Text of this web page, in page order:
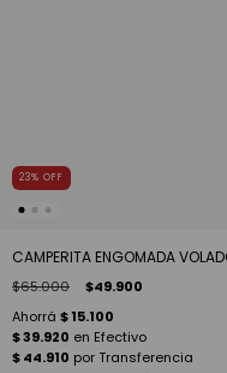
23% OFF
CAMPERITA ENGOMADA
$65.000 $49.900